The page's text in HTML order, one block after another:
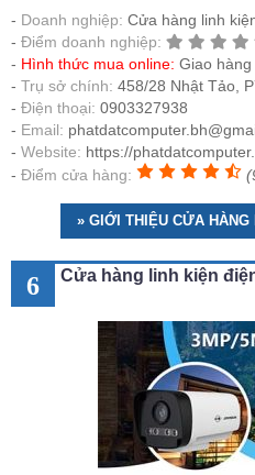
Doanh nghiệp: Cửa hàng linh
Điểm doanh nghiệp:
Hình thức mua online: Giao
Trụ sở chính: 458/28 Nhật Tảo,
Điện thoại: 0903327938
Email:
Website: https://
Điểm cửa hàng:
» GIỚI THIỆU CỬA
6 Cửa hàng linh kiện